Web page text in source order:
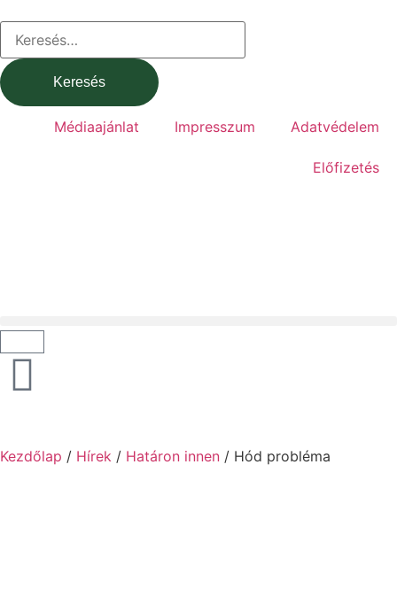
Médiaajánlat Impresszum Adatvédelem
Előfizetés
Kezdőlap / Hírek / Határon innen / Hód probléma